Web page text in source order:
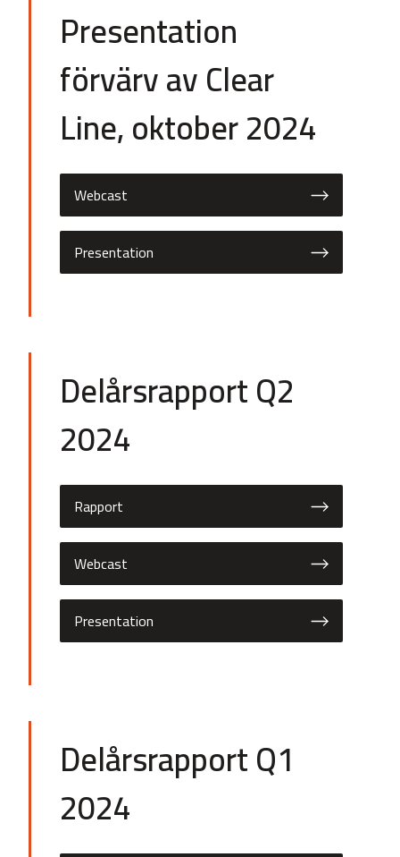
Presentation
förvärv av Clear
Line, oktober 2024
Webcast
Presentation
Delårsrapport Q2
2024
Rapport
Webcast
Presentation
Delårsrapport Q1
2024